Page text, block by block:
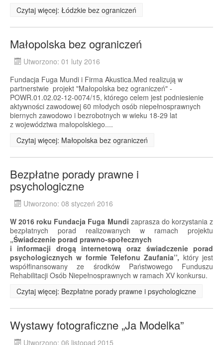
Czytaj więcej: Łódzkie bez ograniczeń
Małopolska bez ograniczeń
Utworzono: 01 luty 2016
Fundacja Fuga Mundi i Firma Akustica.Med realizują w
partnerstwie projekt "Małopolska bez ograniczeń" -
POWR.01.02.02-12-0074/15, którego celem jest podniesienie
aktywności zawodowej 60 młodych osób niepełnosprawnych
biernych zawodowo i bezrobotnych w wieku 18-29 lat
z województwa małopolskiego....
Czytaj więcej: Małopolska bez ograniczeń
Bezpłatne porady prawne i
psychologiczne
Utworzono: 08 styczeń 2016
W 2016 roku Fundacja Fuga Mundi zaprasza do korzystania z
bezpłatnych porad realizowanych w ramach projektu
„Świadczenie porad prawno-społecznych
i informacji drogą internetową oraz świadczenie porad
psychologicznych w formie Telefonu Zaufania’’, który jest
współfinansowany ze środków Państwowego Funduszu
Rehabilitacji Osób Niepełnosprawnych w ramach XV konkursu.
Czytaj więcej: Bezpłatne porady prawne i psychologiczne
Wystawy fotograficzne „Ja Modelka”
Utworzono: 06 listopad 2015